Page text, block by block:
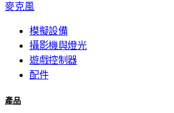
麥克風
模擬設備
攝影機與燈光
遊戲控制器
配件
產品